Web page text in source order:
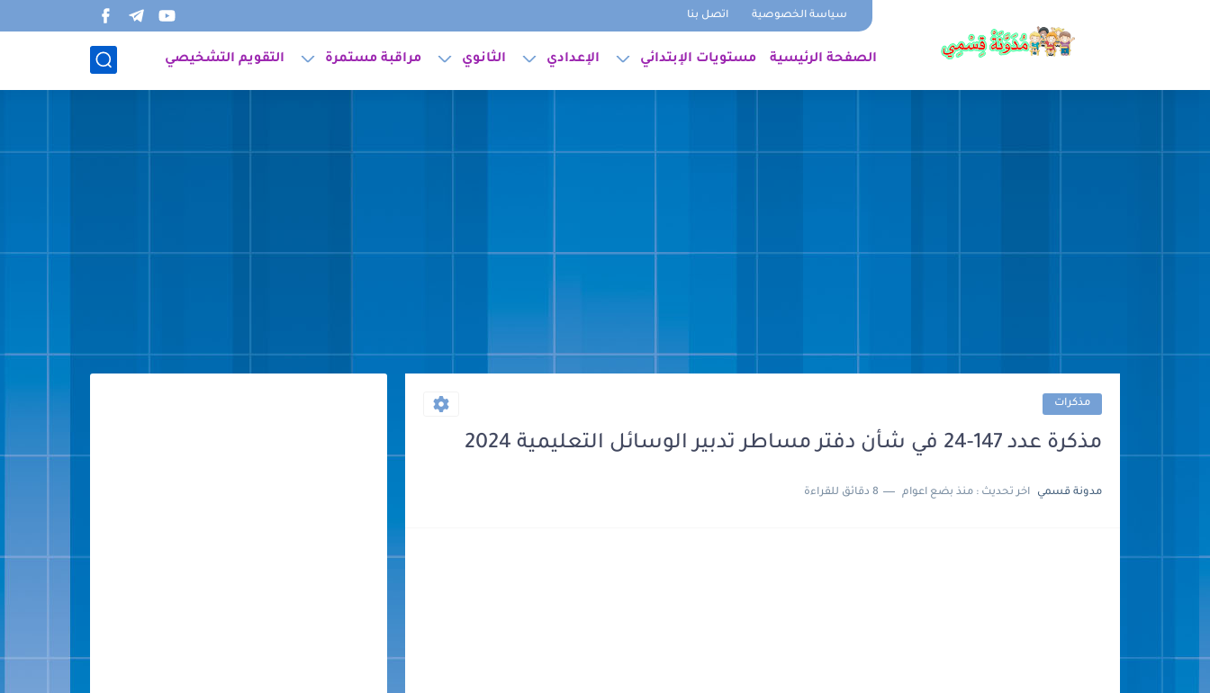
سياسة الخصوصية اتصل بنا
الصفحة الرئيسية مستويات الإبتدائي الإعدادي الثانوي مراقبة مستمرة التقويم التشخيصي
مذكرات
​مذكرة عدد 147-24 في شأن دفتر مساطر تدبير الوسائل التعليمية 2024
مدونة قسمي اخر تحديث : منذ بضع اعوام 8 دقائق للقراءة